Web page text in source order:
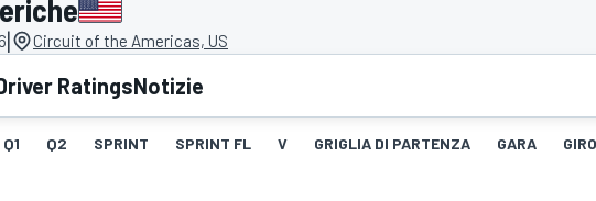
WEC
| Circuit of the Americas, US
RatingsNotizie
Q1 Q2 SPRINT SPRINT FL V GRIGLIA DI PARTENZA GARA